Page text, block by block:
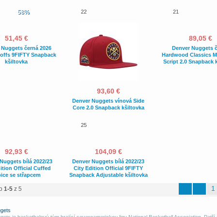
58%
51,45 €
černá 2026
9FIFTY Snapback
kšiltovka
22
93,60 €
Denver Nuggets vínová Side
Core 2.0 Snapback kšiltovka
21
89,05 €
Denver Nuggets
Hardwood Classics
Script 2.0 Snapback
92,93 €
bílá 2022/23
Official Cuffed
se střapcem
25
104,09 €
Denver Nuggets bílá 2022/23
City Edition Official 9FIFTY
Snapback Adjustable kšiltovka
1-5z 5 1